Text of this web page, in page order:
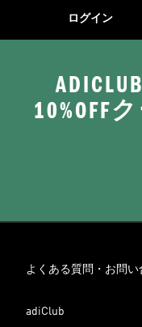
ログイン
10%OFF
よくある質問・お問い
adiClub